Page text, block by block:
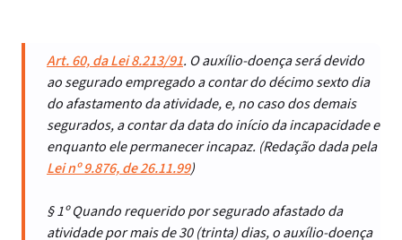
Art. 60, da Lei 8.213/91. O auxílio-doença será devido
ao segurado empregado a contar do décimo sexto dia
do afastamento da atividade, e, no caso dos demais
segurados, a contar da data do início da incapacidade e
enquanto ele permanecer incapaz. (Redação dada pela
Lei nº 9.876, de 26.11.99)
§ 1º Quando requerido por segurado afastado da
atividade por mais de 30 (trinta) dias, o auxílio-doença